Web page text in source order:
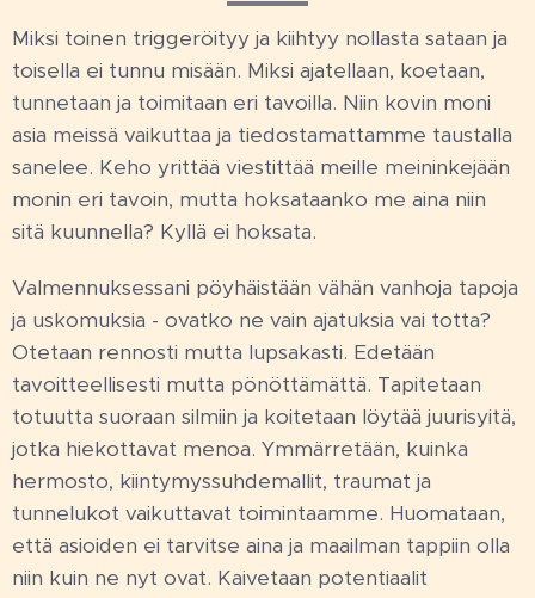
Miksi toinen triggeröityy ja kiihtyy nollasta sataan ja
toisella ei tunnu misään. Miksi ajatellaan, koetaan,
tunnetaan ja toimitaan eri tavoilla. Niin kovin moni
asia meissä vaikuttaa ja tiedostamattamme taustalla
sanelee. Keho yrittää viestittää meille meininkejään
monin eri tavoin, mutta hoksataanko me aina niin
sitä kuunnella? Kyllä ei hoksata.
Valmennuksessani pöyhäistään vähän vanhoja tapoja
ja uskomuksia - ovatko ne vain ajatuksia vai totta?
Otetaan rennosti mutta lupsakasti. Edetään
tavoitteellisesti mutta pönöttämättä. Tapitetaan
totuutta suoraan silmiin ja koitetaan löytää juurisyitä,
jotka hiekottavat menoa. Ymmärretään, kuinka
hermosto, kiintymyssuhdemallit, traumat ja
tunnelukot vaikuttavat toimintaamme. Huomataan,
että asioiden ei tarvitse aina ja maailman tappiin olla
niin kuin ne nyt ovat. Kaivetaan potentiaalit